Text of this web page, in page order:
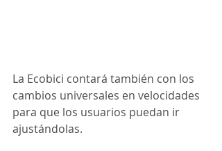
La Ecobici contará también con los
cambios universales en velocidades
para que los usuarios puedan ir
ajustándolas.